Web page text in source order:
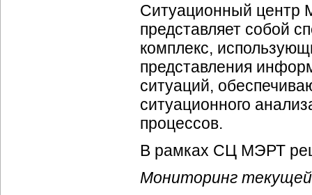
Ситуационный центр
представляет собой
комплекс,
представления
ситуаций,
ситуационного
процессов.
В рамках СЦ МЭРТ
Мониторинг